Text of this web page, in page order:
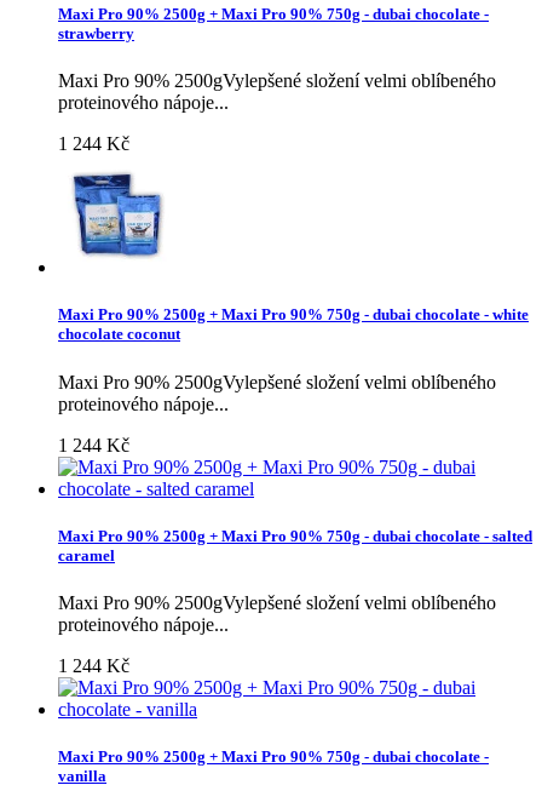
Maxi Pro 90% 2500g + Maxi Pro 90% 750g - dubai chocolate -
strawberry
Maxi Pro 90% 2500gVylepšené složení velmi oblíbeného
proteinového nápoje...
1 244 Kč
Maxi Pro 90% 2500g + Maxi Pro 90% 750g - dubai chocolate - white
chocolate coconut
Maxi Pro 90% 2500gVylepšené složení velmi oblíbeného
proteinového nápoje...
1 244 Kč
Maxi Pro 90% 2500g + Maxi Pro 90% 750g - dubai chocolate - salted
caramel
Maxi Pro 90% 2500gVylepšené složení velmi oblíbeného
proteinového nápoje...
1 244 Kč
Maxi Pro 90% 2500g + Maxi Pro 90% 750g - dubai chocolate -
vanilla